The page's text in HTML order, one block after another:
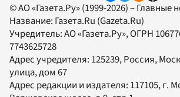
© АО «Газета.Ру» (1999-2026) – Главные
Название: Газета.Ru (Gazeta.Ru)
Учредитель:АО «Газета.Ру», ОГРН
7743625728
Адрес учредителя: 125239, Россия,
улица, дом 67
Адрес редакции и издателя: 117105, г.